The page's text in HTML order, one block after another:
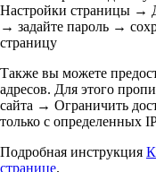
Настройки страницы →
→ задайте пароль →
страницу
Также вы можете
адресов. Для этого
сайта → Ограничить
только c определенных
Подробная инструкция
странице.